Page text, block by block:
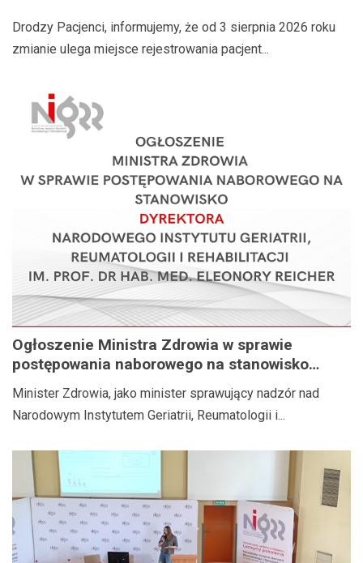
Drodzy Pacjenci, informujemy, że od 3 sierpnia 2026 roku
zmianie ulega miejsce rejestrowania pacjent...
Ogłoszenie Ministra Zdrowia w sprawie
postępowania naborowego na stanowisko
Dyrektora Narodowego Instytutu Geriatrii,
Reumatologii i Rehabilitacji im. prof. dr hab.
med. Eleonory Reicher
Minister Zdrowia, jako minister sprawujący nadzór nad
Narodowym Instytutem Geriatrii, Reumatologii i...